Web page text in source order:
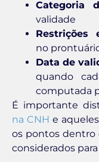
Categoria
validade
Restrições
no
Data de
quando
computada
É importante
na CNH e
os pontos dentro
considerados